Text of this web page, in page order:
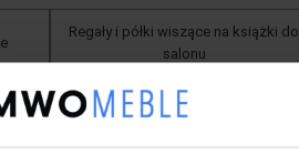
Regały i półki wiszące na książki do
salonu